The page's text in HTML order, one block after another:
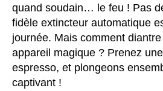
quand soudain… le feu ! Pas
fidèle extincteur automatique
journée. Mais comment
appareil magique ? Prenez
espresso, et plongeons
captivant !